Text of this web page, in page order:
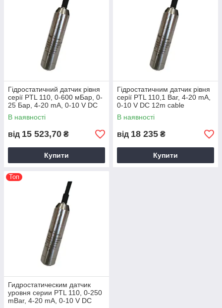
Гідростатичний датчик рівня
серії PTL 110, 0-600 мБар, 0-
25 Бар, 4-20 mA, 0-10 V DC
В наявності
від 15 523,70 ₴
Купити
Гідростатичним датчик рівня
серії PTL 110,1 Bar, 4-20 mA,
0-10 V DC 12m cable
В наявності
від 18 235 ₴
Купити
Топ
Гидростатическим датчик
уровня серии PTL 110, 0-250
mBar, 4-20 mA, 0-10 V DC